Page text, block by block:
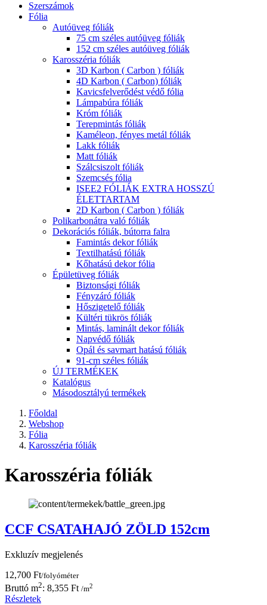
Szerszámok
Fólia
Autóüveg fóliák
75 cm széles autóüveg fóliák
152 cm széles autóüveg fóliák
Karosszéria fóliák
3D Karbon ( Carbon ) fóliák
4D Karbon ( Carbon) fóliák
Kavicsfelverődést védő fólia
Lámpabúra fóliák
Króm fóliák
Terepmintás fóliák
Kaméleon, fényes metál fóliák
Lakk fóliák
Matt fóliák
Szálcsiszolt fóliák
Szemcsés fólia
ISEE2 FÓLIÁK EXTRA HOSSZÚ
ÉLETTARTAM
2D Karbon ( Carbon ) fóliák
Polikarbonátra való fóliák
Dekorációs fóliák, bútorra falra
Famintás dekor fóliák
Textilhatású fóliák
Kőhatású dekor fólia
Épületüveg fóliák
Biztonsági fóliák
Fényzáró fóliák
Hőszigetelő fóliák
Kültéri tükrös fóliák
Mintás, laminált dekor fóliák
Napvédő fóliák
Opál és savmart hatású fóliák
91-cm széles fóliák
ÚJ TERMÉKEK
Katalógus
Másodosztályú termékek
Főoldal
Webshop
Fólia
Karosszéria fóliák
Karosszéria fóliák
CCF CSATAHAJÓ ZÖLD 152cm
Exkluzív megjelenés
12,700 Ft/folyóméter
Bruttó m2: 8,355 Ft /m2
Részletek